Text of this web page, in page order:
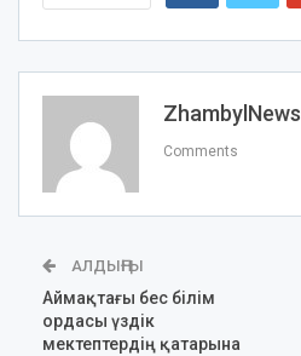
ZhambylNews
Comments
АЛДЫҢҒЫ
Аймақтағы бес білім
ордасы үздік
мектептердің қатарына